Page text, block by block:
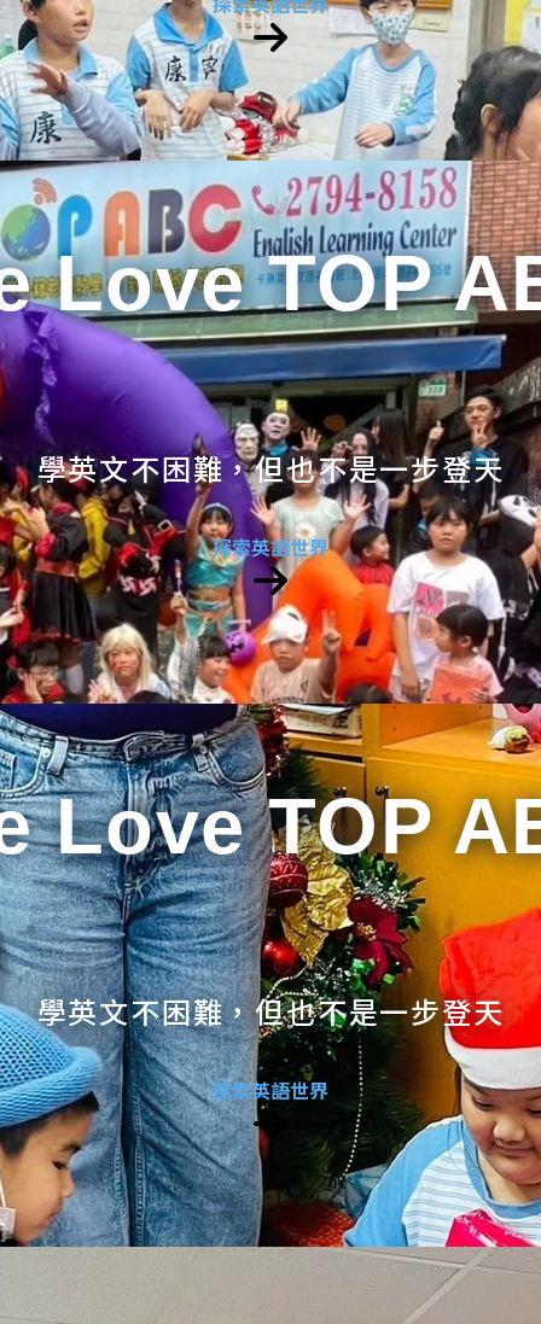
Love TOP
學英文不困難，但也不是一步登天
探索英語世界
Love TOP
學英文不困難，但也不是一步登天
探索英語世界